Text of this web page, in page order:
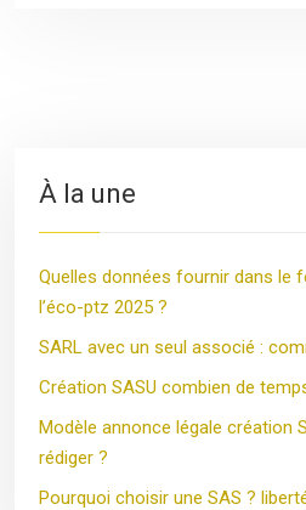
À la une
Quelles données fournir dans le
l’éco-ptz 2025 ?
SARL avec un seul associé :
Création SASU combien de
Modèle annonce légale création
rédiger ?
Pourquoi choisir une SAS ?